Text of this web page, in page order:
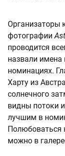
Организаторы
фотографии
проводится
назвали имена
номинациях.
Харту из
солнечного
видны потоки
лучшим в
Полюбоваться
можно в